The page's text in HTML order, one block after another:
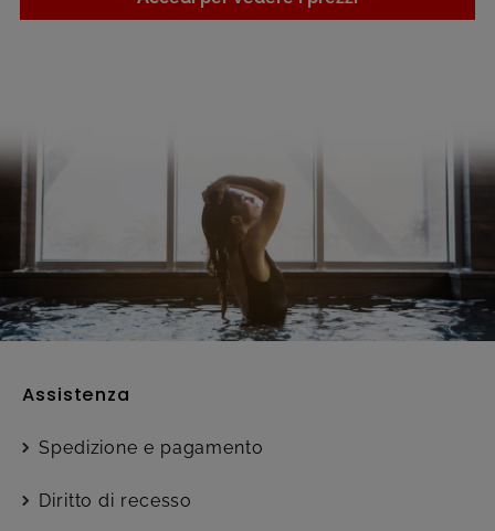
Assistenza
Spedizione e pagamento
Diritto di recesso